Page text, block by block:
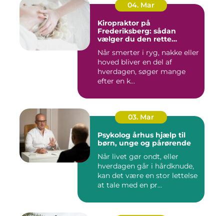
04. Mar
Kiropraktor på
Frederiksberg: sådan
vælger du den rette
Når smerter i ryg, nakke eller
hoved bliver en del af
hverdagen, søger mange
efter en k...
03. Mar
Psykolog århus hjælp til
børn, unge og pårørende
Når livet gør ondt, eller
hverdagen går i hårdknude,
kan det være en stor lettelse
at tale med en pr...